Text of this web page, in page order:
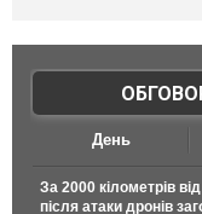
День
За 2000 кілометрів
після атаки дронів